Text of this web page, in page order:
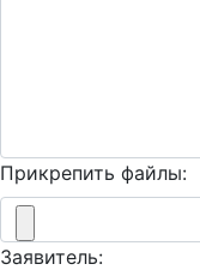
Прикрепить файлы:
Заявитель: